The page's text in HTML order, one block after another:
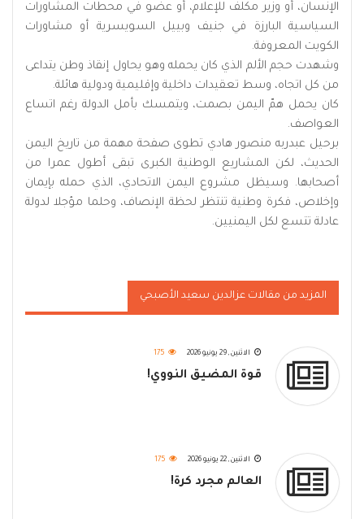
الإنسان، أو وزير مكلف للإعلام، أو عضو في محطات المشاورات
السياسية البارزة في جنيف وبييل السويسرية أو مشاورات
الكويت المعروفة.
وشهدت حجم الألم الذي كان يحمله وهو يحاول إنقاذ وطن يتداعى
من كل اتجاه، وسط تعقيدات داخلية وإقليمية ودولية هائلة.
كان يحمل همّ اليمن بصمت، ويتمسك بأمل الدولة رغم اتساع
العواصف.
برحيل عبدربه منصور هادي تطوى صفحة مهمة من تاريخ اليمن
الحديث، لكن المشاريع الوطنية الكبرى تبقى أطول عمرا من
أصحابها. وسيظل مشروع اليمن الاتحادي، الذي حمله بإيمان
وإخلاص، فكرة وطنية تنتظر لحظة الإنصاف، وحلما مؤجلا لدولة
عادلة تتسع لكل اليمنيين.
المزيد من مقالات عزالدين سعيد الأصبحي
الاثنين, 29 يونيو 2026 175
قوة المضيق النووي!
الاثنين, 22 يونيو 2026 175
العالم مجرد كرة!